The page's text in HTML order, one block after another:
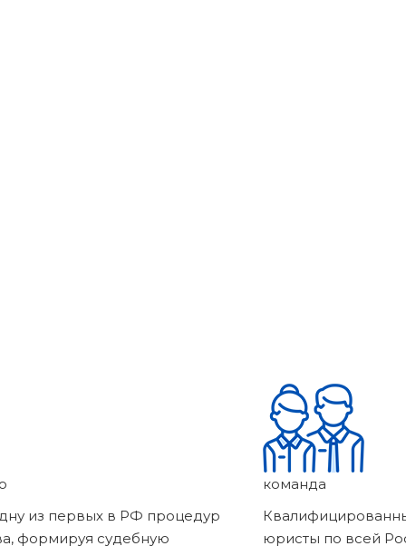
из первых в РФ процедур
формируя судебную
команда
юристы по всей